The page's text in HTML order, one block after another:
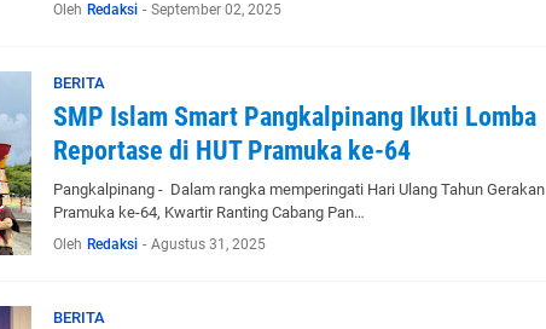
Oleh Redaksi - September 02, 2025
BERITA
SMP Islam Smart Pangkalpinang Ikuti Lomba
Reportase di HUT Pramuka ke-64
Pangkalpinang - Dalam rangka memperingati Hari Ulang Tahun Gerakan
Pramuka ke-64, Kwartir Ranting Cabang Pan…
Oleh Redaksi - Agustus 31, 2025
BERITA